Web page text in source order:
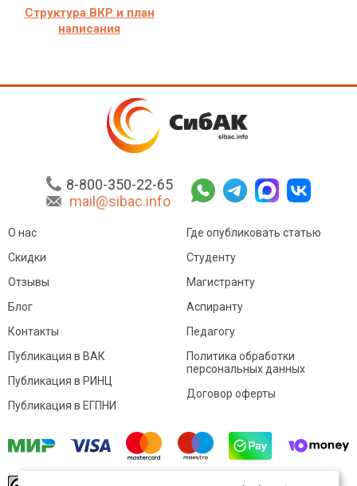
Структура ВКР и план
написания
8-800-350-22-65
mail@sibac.info
О нас
Скидки
Отзывы
Блог
Контакты
Где опубликовать статью
Студенту
Магистранту
Аспиранту
Педагогу
Публикация в ВАК
Публикация в РИНЦ
Публикация в ЕГПНИ
Политика обработки
персональных данных
Договор оферты